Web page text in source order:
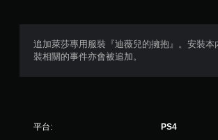
追加萊莎專用服裝『迪薇兒的擁抱』。安裝本
裝相關的事件亦會被追加。
平台: PS4